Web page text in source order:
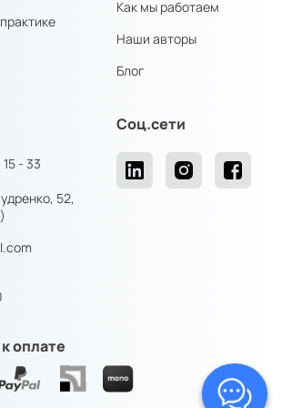
стоит менее остро, материал
специальный сборник.
нужно заказать
помощи не обойтись, если:
опыт и понимание, что и где публиковать;
времени;
риск не справиться самому;
студента;
но она оказалась неудачной.
– нормальная практика для студента.
естественно стремиться к лучшему.
заказать
Как мы работаем
Наши авторы
Блог
- 33
52,
Соц.сети
оплате